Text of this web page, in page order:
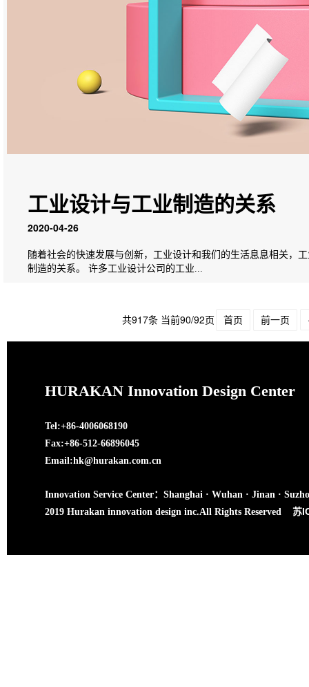
工业设计与工业制造的关系
2020-04-26
随着社会的快速发展与创新，工业设计和我们的生活息息相关，
制造的关系。 许多工业设计公司的工业...
共917条 当前90/92页 首页 前一页
HURAKAN Innovation Design Center
Tel:+86-4006068190
Fax:+86-512-66896045
Email:hk@hurakan.com.cn
Innovation Service Center：Shanghai · Wuhan · Jinan ·
2019 Hurakan innovation design inc.All Rights Reserved 苏